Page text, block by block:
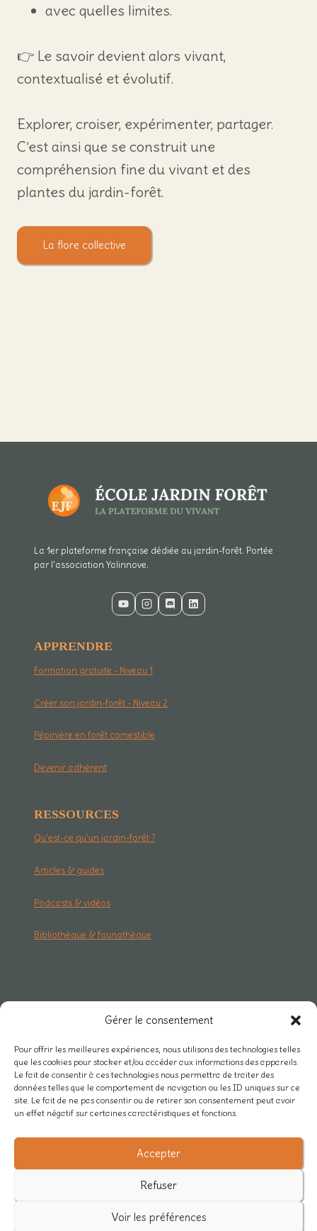
Gérer le consentement
Pour offrir les meilleures expériences, nous utilisons des technologies telles
que les cookies pour stocker et/ou accéder aux informations des appareils.
Le fait de consentir à ces technologies nous permettra de traiter des
données telles que le comportement de navigation ou les ID uniques sur ce
site. Le fait de ne pas consentir ou de retirer son consentement peut avoir
un effet négatif sur certaines caractéristiques et fonctions.
Accepter
Refuser
Voir les préférences
avec quelles limites.
👉 Le savoir devient alors vivant,
contextualisé et évolutif.
Explorer, croiser, expérimenter, partager.
C’est ainsi que se construit une
compréhension fine du vivant et des
plantes du jardin-forêt.
La flore collective
La 1er plateforme française dédiée au jardin-forêt. Portée
par l'association Yalinnove.
APPRENDRE
Formation gratuite - Niveau 1
Créer son jardin-forêt - Niveau 2
Pépinière en forêt comestible
Devenir adhérent
RESSOURCES
Qu'est-ce qu'un jardin-forêt ?
Articles & guides
Podcasts & vidéos
Bibliothèque & faunothèque
Rejoindre Mycélium
Actualités du réseau
/